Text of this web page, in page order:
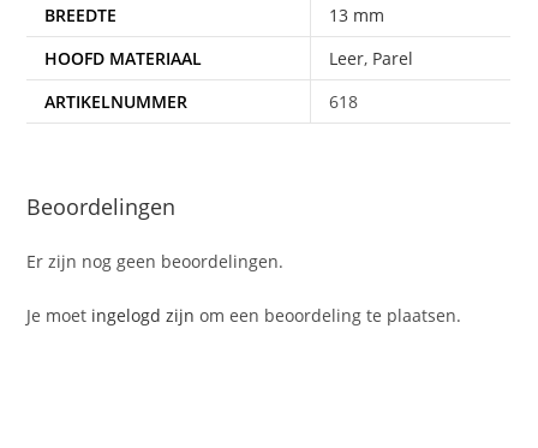
BREEDTE
13 mm
HOOFD MATERIAAL
Leer, Parel
ARTIKELNUMMER
618
Beoordelingen
Er zijn nog geen beoordelingen.
Je moet ingelogd zijn om een beoordeling te plaatsen.